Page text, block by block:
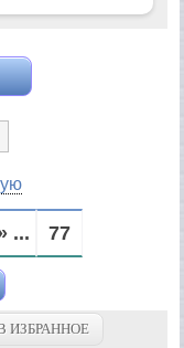
... 77
ИЗБРАННОЕ